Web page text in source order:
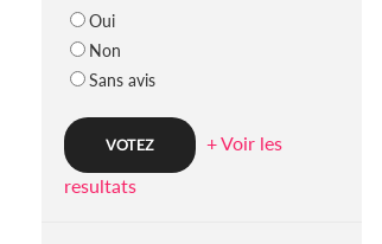
Oui
Non
Sans avis
+ Voir les
resultats